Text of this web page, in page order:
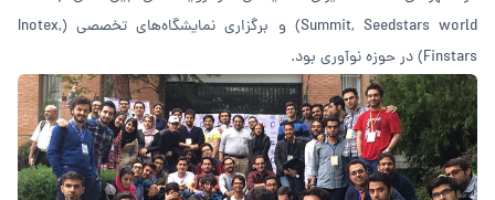
Summit, Seedstars world) و برگزاری نمایشگاه‌های تخصصی (Inotex,
Finstars) در حوزه نوآوری بود.